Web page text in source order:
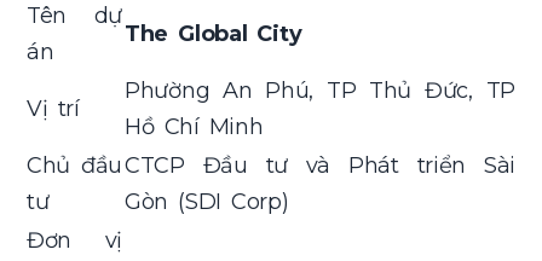
Tên dự
án
The Global City
Vị trí
Phường An Phú, TP Thủ Đức, TP
Hồ Chí Minh
Chủ đầu
tư
CTCP Đầu tư và Phát triển Sài
Gòn (SDI Corp)
Đơn vị